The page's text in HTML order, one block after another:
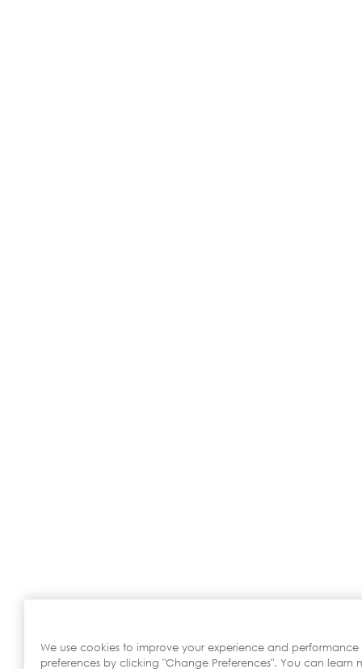
We use cookies to improve your experience and
preferences by clicking "Change Preferences". You can learn